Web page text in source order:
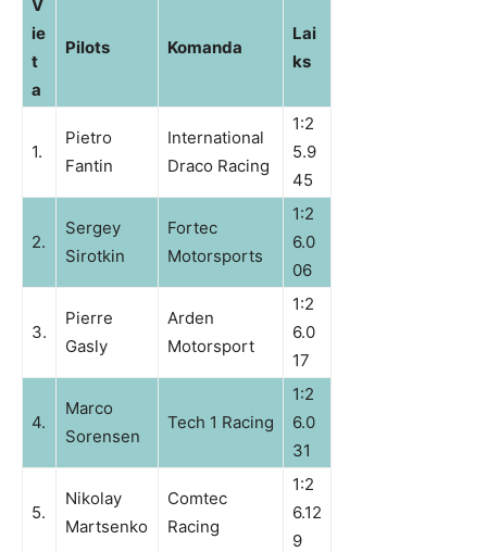
V
ie
t
a
Pilots Komanda
Lai
ks
1.
Pietro
Fantin
International
Draco Racing
1:2
5.9
45
2.
Sergey
Sirotkin
Fortec
Motorsports
1:2
6.0
06
3.
Pierre
Gasly
Arden
Motorsport
1:2
6.0
17
4.
Marco
Sorensen
Tech 1 Racing
1:2
6.0
31
5.
Nikolay
Martsenko
Comtec
Racing
1:2
6.12
9